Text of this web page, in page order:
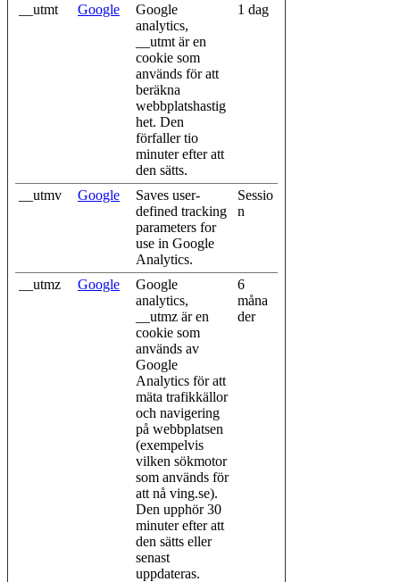
__utmt Google
Google
analytics,
__utmt är en
cookie som
används för att
beräkna
webbplatshastig
het. Den
förfaller tio
minuter efter att
den sätts.
1 dag
__utmv Google
Saves user-
defined tracking
parameters for
use in Google
Analytics.
Sessio
n
__utmz Google
Google
analytics,
__utmz är en
cookie som
används av
Google
Analytics för att
mäta trafikkällor
och navigering
på webbplatsen
(exempelvis
vilken sökmotor
som används för
att nå ving.se).
Den upphör 30
minuter efter att
den sätts eller
senast
uppdateras.
6
måna
der